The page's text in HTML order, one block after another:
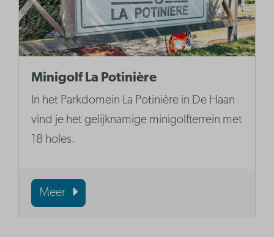
Minigolf La Potinière
In het Parkdomein La Potinière in De Haan
vind je het gelijknamige minigolfterrein met
18 holes.
Meer